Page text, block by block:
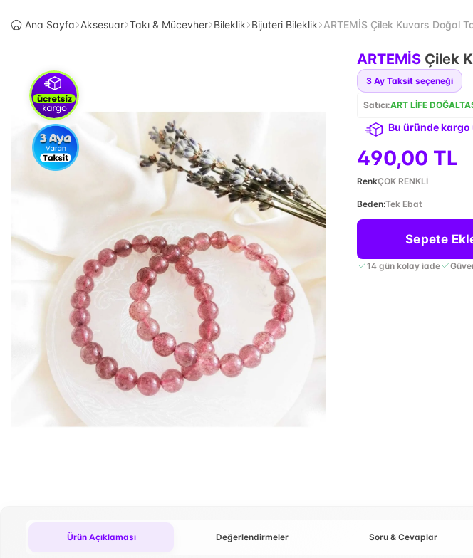
Ana Sayfa Aksesuar Takı & Mücevher Bileklik Bijuteri Bileklik ARTEMİS Çilek Kuvars Doğal
ARTEMİS Çilek
3 Ay Taksit seçeneği
Satıcı:ART LİFE
Bu üründe
490,00 TL
RenkÇOK RENKLİ
Beden:Tek Ebat
Sepete
14 gün kolay iade
Ürün Açıklaması Değerlendirmeler Soru & Cevaplar